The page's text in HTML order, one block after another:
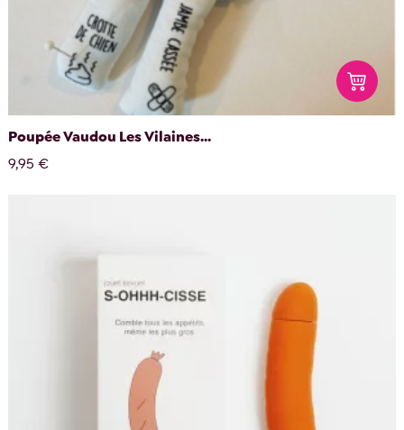
Poupée Vaudou Les Vilaines...
9,95 €